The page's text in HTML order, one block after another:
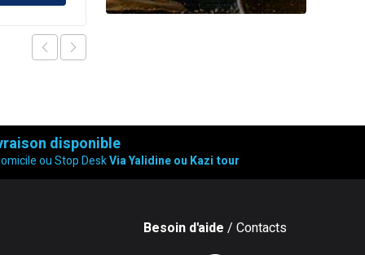
disponible
ou Stop DeskVia Yalidine ou Kazi tour
Besoin d'aide / Contacts